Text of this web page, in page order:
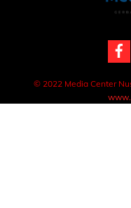
© 2022 Media Center